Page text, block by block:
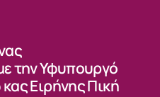
την Υφυπουργό
Ειρήνης Πική